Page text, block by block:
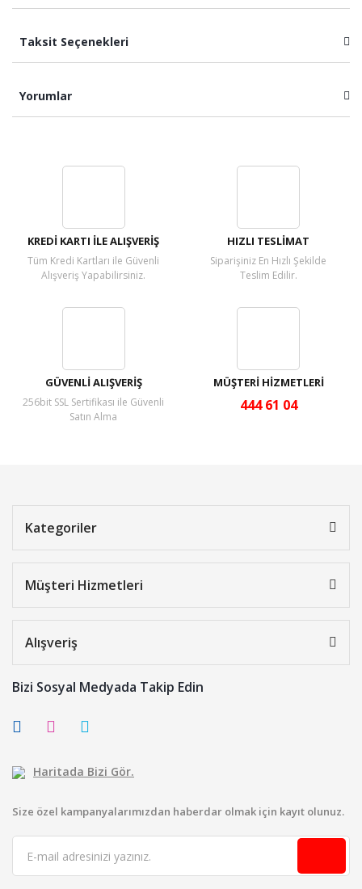
Taksit Seçenekleri
Yorumlar
KREDİ KARTI İLE ALIŞVERİŞ
Tüm Kredi Kartları ile Güvenli
Alışveriş Yapabilirsiniz.
HIZLI TESLİMAT
Siparişiniz En Hızlı Şekilde
Teslim Edilir.
GÜVENLİ ALIŞVERİŞ
256bit SSL Sertifikası ile Güvenli
Satın Alma
MÜŞTERİ HİZMETLERİ
444 61 04
Kategoriler
Müşteri Hizmetleri
Alışveriş
Bizi Sosyal Medyada Takip Edin
Haritada Bizi Gör.
Size özel kampanyalarımızdan haberdar olmak için kayıt olunuz.